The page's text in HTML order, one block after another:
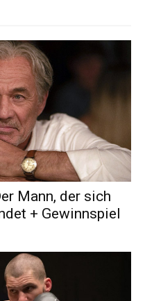
Mann, der sich
+ Gewinnspiel